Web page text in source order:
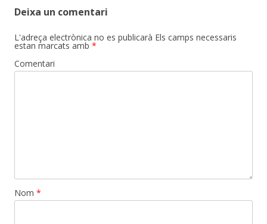
Deixa un comentari
L'adreça electrònica no es publicarà Els camps necessaris
estan marcats amb *
Comentari
Nom *